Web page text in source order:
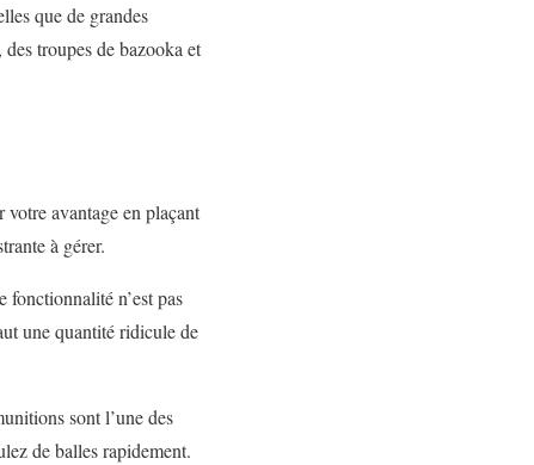
que de grandes
troupes de bazooka et
avantage en plaçant
à gérer.
fonctionnalité n’est pas
une quantité ridicule de
sont l’une des
de balles rapidement.